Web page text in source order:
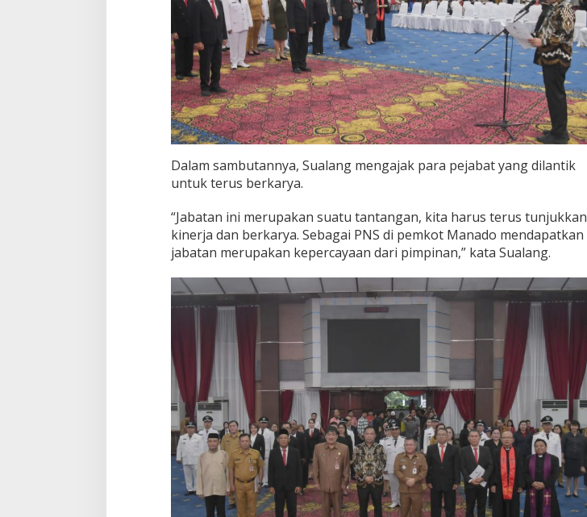
Dalam sambutannya, Sualang mengajak para pejabat yang dilantik
untuk terus berkarya.
“Jabatan ini merupakan suatu tantangan, kita harus terus tunjukkan
kinerja dan berkarya. Sebagai PNS di pemkot Manado mendapatkan
jabatan merupakan kepercayaan dari pimpinan,” kata Sualang.